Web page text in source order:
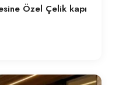
Özel Çelik kapı